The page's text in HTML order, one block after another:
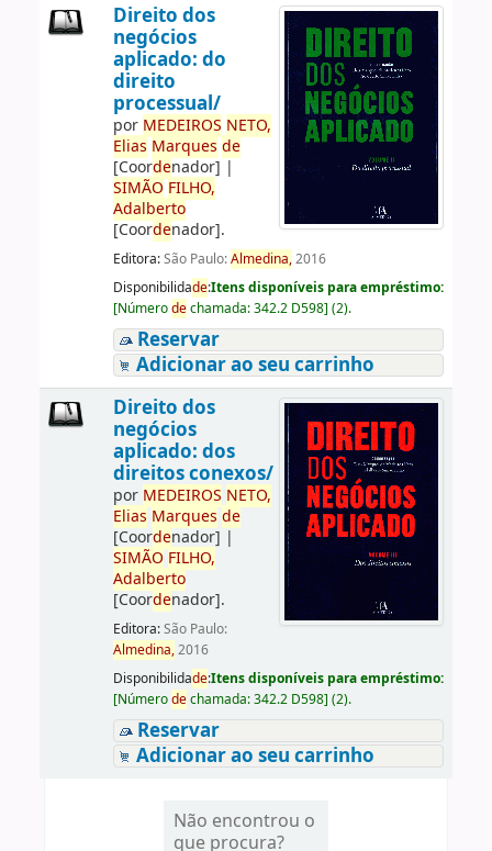
Direito dos
negócios
aplicado: do
direito
processual/
por MEDEIROS NETO,
Elias Marques de
[Coordenador] |
SIMÃO FILHO,
Adalberto
[Coordenador].
Editora:São Paulo:Almedina,2016
Disponibilidade:Itens disponíveis para empréstimo:
[Númerodechamada:342.2 D598] (2).
Reservar
Adicionar ao seu carrinho
Direito dos
negócios
aplicado: dos
direitos conexos/
por MEDEIROS NETO,
Elias Marques de
[Coordenador] |
SIMÃO FILHO,
Adalberto
[Coordenador].
Editora:São Paulo:
Almedina,2016
Disponibilidade:Itens disponíveis para empréstimo:
[Númerodechamada:342.2 D598] (2).
Reservar
Adicionar ao seu carrinho
Não encontrou o
que procura?